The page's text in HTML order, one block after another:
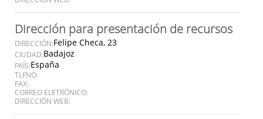
Dirección para presentación de recursos
DIRECCIÓN:Felipe Checa, 23
CIUDAD:Badajoz
PAÍS:España
TLFNO:
FAX:
CORREO ELETRÓNICO:
DIRECCIÓN WEB: